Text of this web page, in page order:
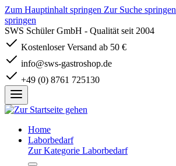
Zum Hauptinhalt springen Zur Suche springen
springen
SWS Schüler GmbH - Qualität seit 2004
Kostenloser Versand ab 50 €
info@sws-gastroshop.de
+49 (0) 8761 725130
Home
Laborbedarf
Zur Kategorie Laborbedarf